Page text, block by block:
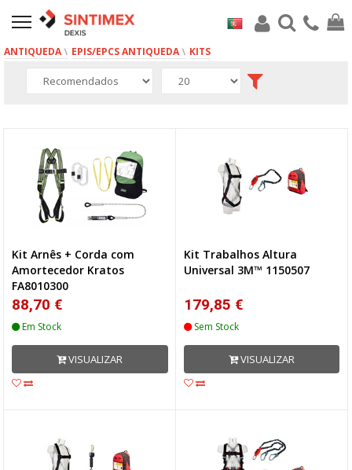
ANTIQUEDA EPIS/EPCS ANTIQUEDA KITS
Kit Arnês + Corda com
Amortecedor Kratos
FA8010300
88,70 €
Em Stock
VISUALIZAR
Kit Trabalhos Altura
Universal 3M™ 1150507
179,85 €
Sem Stock
VISUALIZAR